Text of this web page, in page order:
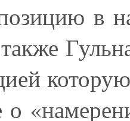
в
о